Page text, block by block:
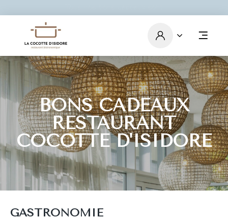
valables 12 mois à compter
BONS CADEAUX
RESTAURANT
COCOTTE D'ISIDORE
GASTRONOMIE